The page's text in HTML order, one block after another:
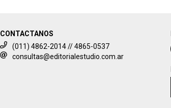
CONTACTANOS
(011) 4862-2014 // 4865-0537
consultas@editorialestudio.com.ar